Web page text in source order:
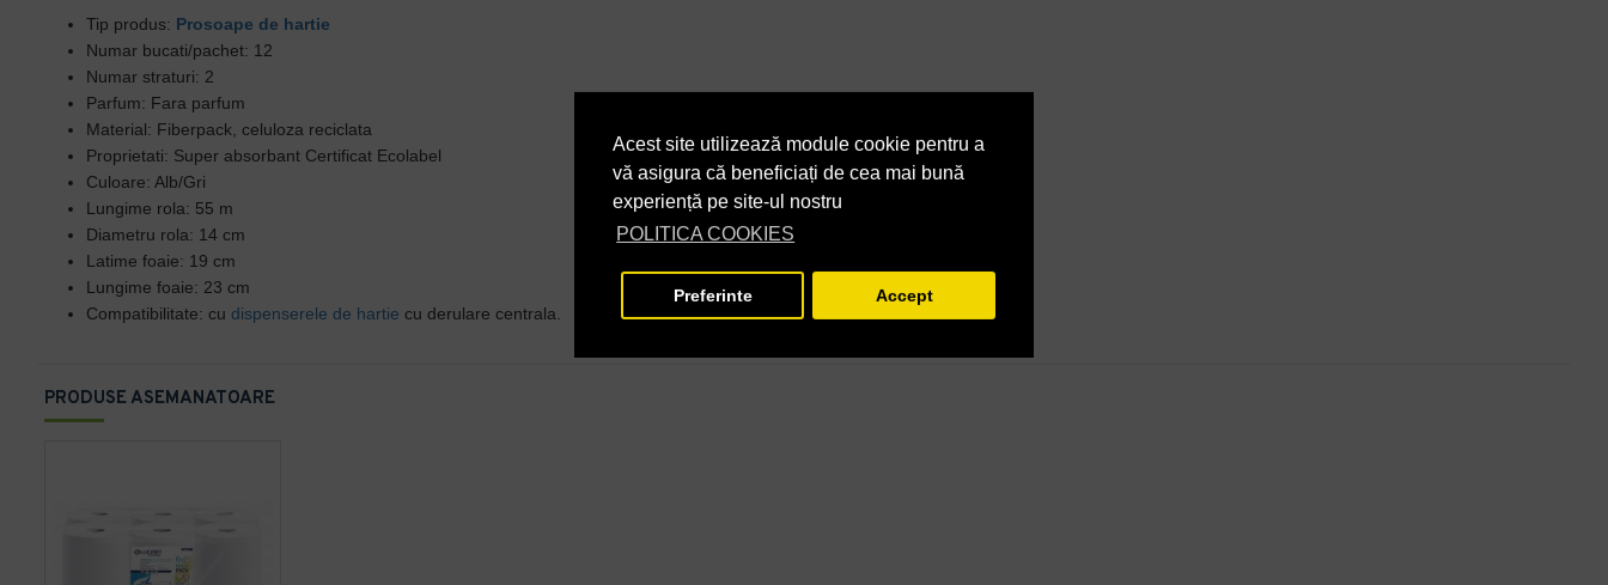
Acest site utilizează module cookie pentru a
vă asigura că beneficiați de cea mai bună
experiență pe site-ul nostru
POLITICA COOKIES
Preferinte Accept
PRODUSE ASEMANATOARE
Tip produs: Prosoape de hartie
Numar bucati/pachet: 12
Numar straturi: 2
Parfum: Fara parfum
Material: Fiberpack, celuloza reciclata
Proprietati: Super absorbant Certificat Ecolabel
Culoare: Alb/Gri
Lungime rola: 55 m
Diametru rola: 14 cm
Latime foaie: 19 cm
Lungime foaie: 23 cm
Compatibilitate: cu dispenserele de hartie cu derulare centrala.